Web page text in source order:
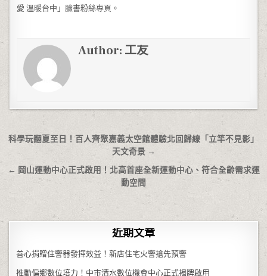
愛 溫暖台中」臉書粉絲專頁。
Author: 工友
文章導覽
科學玩翻夏至日！百人齊聚嘉義太空館體驗北回歸線「立竿不見影」
天文奇景 →
← 岡山運動中心正式啟用！北高首座全新運動中心、符合全齡需求運
動空間
近期文章
善心捐贈住警器發揮效益！新店住宅火警搶先預警
推動偏鄉數位培力！中市清水數位機會中心正式揭牌啟用